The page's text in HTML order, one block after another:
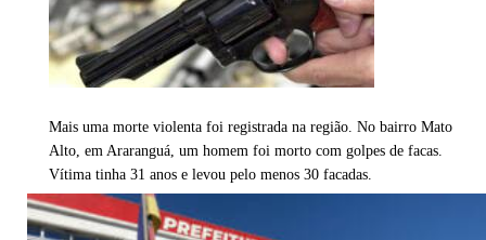
Mais uma morte violenta foi registrada na região. No bairro Mato
Alto, em Araranguá, um homem foi morto com golpes de facas.
Vítima tinha 31 anos e levou pelo menos 30 facadas.